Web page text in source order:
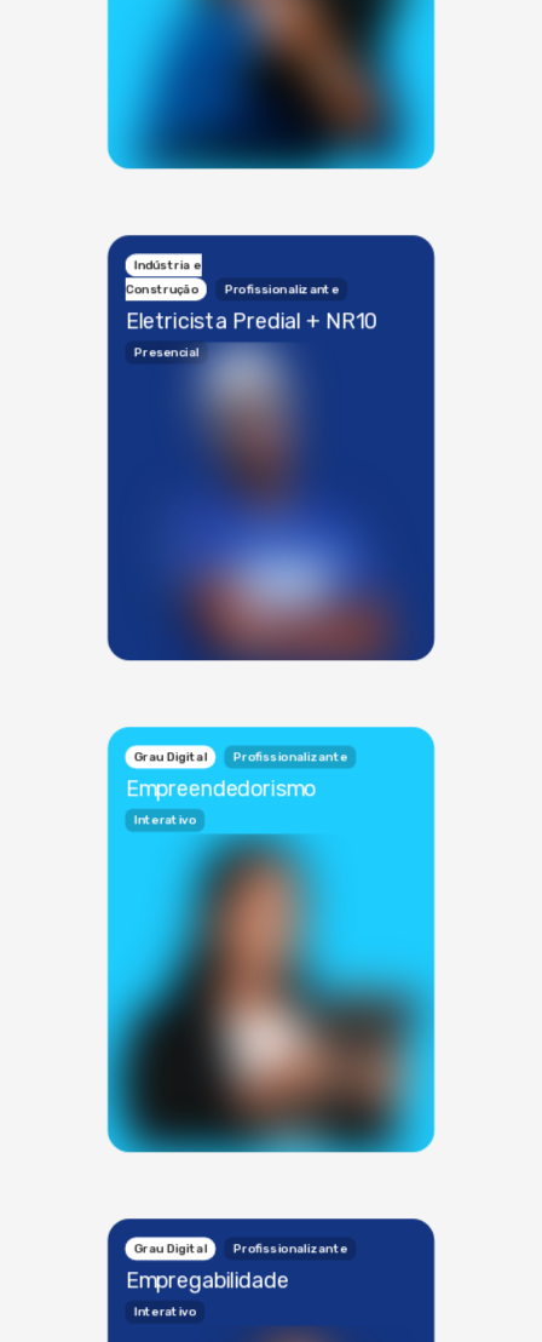
Indústria e
Construção Profissionalizante
Eletricista Predial + NR10
Presencial
Grau Digital Profissionalizante
Empreendedorismo
Interativo
Grau Digital Profissionalizante
Empregabilidade
Interativo